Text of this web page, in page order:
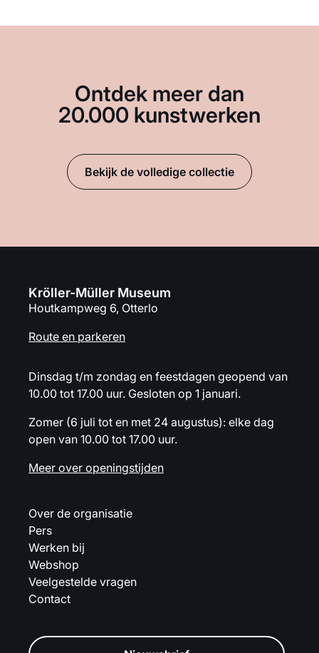
Ontdek meer dan
20.000 kunstwerken
Bekijk de volledige collectie
Kröller-Müller Museum
Houtkampweg 6, Otterlo
Route en parkeren
Dinsdag t/m zondag en feestdagen geopend van
10.00 tot 17.00 uur. Gesloten op 1 januari.
Zomer (6 juli tot en met 24 augustus): elke dag
open van 10.00 tot 17.00 uur.
Meer over openingstijden
Over de organisatie
Pers
Werken bij
Webshop
Veelgestelde vragen
Contact